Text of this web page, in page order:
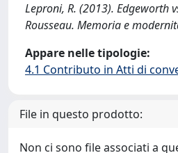
Leproni, R. (2013). Edgeworth
Rousseau. Memoria e
Appare nelle tipologie:
4.1 Contributo in Atti di
File in questo prodotto:
Non ci sono file associati a